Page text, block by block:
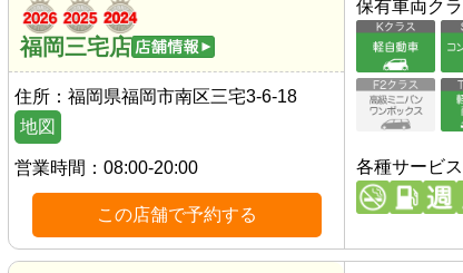
福岡三宅店
住所： 福岡県福岡市南区三宅3-6-18
地図
営業時間： 08:00-20:00
この店舗で予約する
保有車両ク
各種サービス